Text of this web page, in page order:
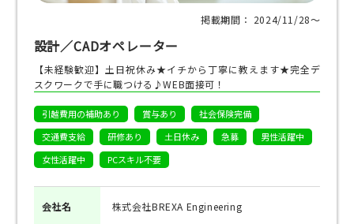
掲載期間： 2024/11/28〜
設計／CADオペレーター
【未経験歓迎】土日祝休み★イチから丁寧に教えます★完全デ
スクワークで手に職つける♪WEB面接可！
引越費用の補助あり 賞与あり
社会保険完備
交通費支給
研修あり 土日休み 急募
男性活躍中
女性活躍中
PCスキル不要
会社名 株式会社BREXA Engineering